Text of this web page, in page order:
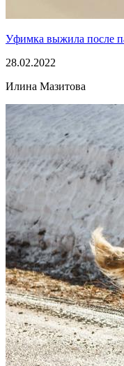
Уфимка выжила после
28.02.2022
Илина Мазитова